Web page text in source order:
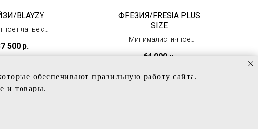
BLAYZY
платье с
наличии)
500 р.
ФРЕЗИЯ/FRESIA PLUS
SIZE
Минималистичное
64 000 р.
обеспечивают правильную работу сайта.
и товары.